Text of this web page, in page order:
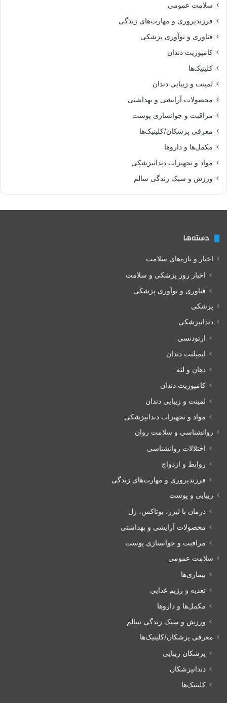
سلامت عمومی
فرزندپروری و مهارت‌های زندگی
فناوری و نوآوری پزشکی
کامپوزیت دندان
کلینیک‌ها
لمینت و زیبایی دندان
محصولات آرایشی و بهداشتی
مراقبت و جوانسازی پوست
معرفی پزشکان/کلینیک‌ها
مکمل‌ها و داروها
مواد و تجهیزات دندانپزشکی
ورزش و سبک زندگی سالم
دسته‌ها
اخبار و تازه‌های سلامت
اخبار روز پزشکی و سلامت
فناوری و نوآوری پزشکی
پزشکی
دندانپزشکی
ارتودنسی
ایمپلنت دندان
دهان و لثه
کامپوزیت دندان
لمینت و زیبایی دندان
مواد و تجهیزات دندانپزشکی
روانشناسی و سلامت روان
اختلالات روانشناسی
روابط و ازدواج
فرزندپروری و مهارت‌های زندگی
زیبایی و پوست
درمان با لیزر، بوتاکس، ژل
محصولات آرایشی و بهداشتی
مراقبت و جوانسازی پوست
سلامت عمومی
بیماری‌ها
تغذیه و رژیم غذایی
مکمل‌ها و داروها
ورزش و سبک زندگی سالم
معرفی پزشکان/کلینیک‌ها
پزشکان زیبایی
دندانپزشکان
کلینیک‌ها